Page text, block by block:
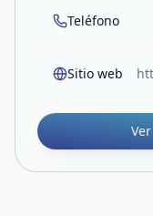
Teléfono
Sitio web